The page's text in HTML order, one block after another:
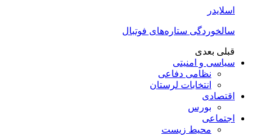
اسلایدر
سالخوردگی ستاره‌های فوتبال
قبلی بعدی
سیاسی و امنیتی
نظامی دفاعی
انتخابات لرستان
اقتصادی
بورس
اجتماعی
محیط زیست